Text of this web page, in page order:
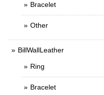
Bracelet
Other
BillWallLeather
Ring
Bracelet